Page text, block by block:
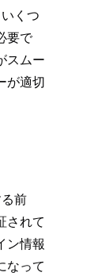
くつ
要で
スムー
が適切
前
されて
ン情報
なって